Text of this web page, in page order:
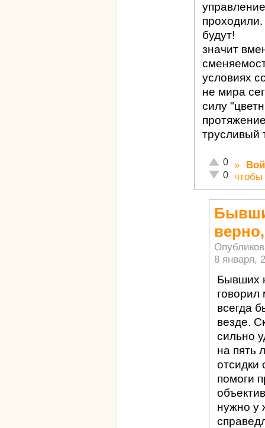
будут!
значит
условиях
не мира
силу
трусливый
Отлично!
0
Неадекватно!
0
»
чтобы
верно,
8 января,
Бывших
говорил
всегда
везде.
сильно
на пять
отсидки
помоги
нужно у